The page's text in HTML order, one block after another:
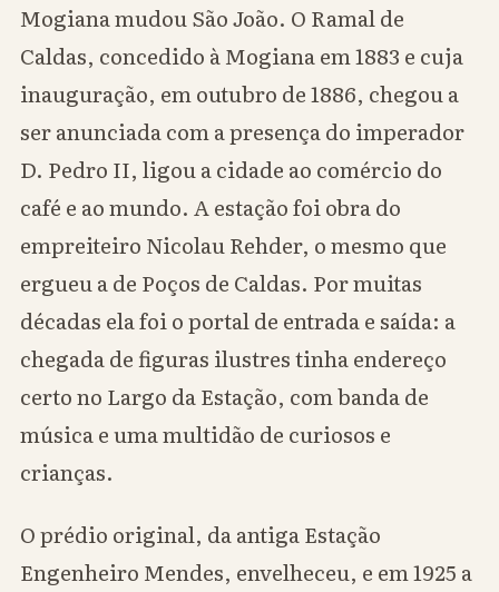
Mogiana mudou São João. O Ramal de
Caldas, concedido à Mogiana em 1883 e cuja
inauguração, em outubro de 1886, chegou a
ser anunciada com a presença do imperador
D. Pedro II, ligou a cidade ao comércio do
café e ao mundo. A estação foi obra do
empreiteiro Nicolau Rehder, o mesmo que
ergueu a de Poços de Caldas. Por muitas
décadas ela foi o portal de entrada e saída: a
chegada de figuras ilustres tinha endereço
certo no Largo da Estação, com banda de
música e uma multidão de curiosos e
crianças.
O prédio original, da antiga Estação
Engenheiro Mendes, envelheceu, e em 1925 a